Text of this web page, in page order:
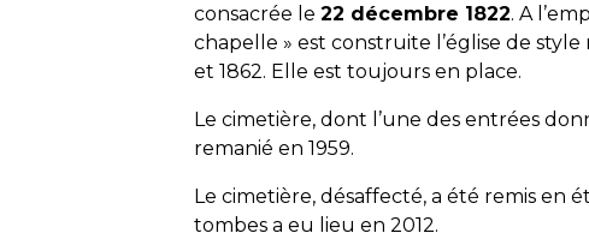
consacrée le22 décembre 1822. A
chapelle » est construite l’église de
et 1862. Elle est toujours en place.
Le cimetière, dont l’une des entrées
remanié en 1959.
Le cimetière, désaffecté, a été remis en
tombes a eu lieu en 2012.